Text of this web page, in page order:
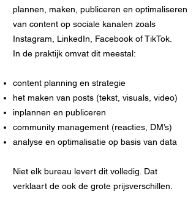
plannen, maken, publiceren en optimaliseren
van content op sociale kanalen zoals
Instagram, LinkedIn, Facebook of TikTok.
In de praktijk omvat dit meestal:
content planning en strategie
het maken van posts (tekst, visuals, video)
inplannen en publiceren
community management (reacties, DM’s)
analyse en optimalisatie op basis van data
Niet elk bureau levert dit volledig. Dat
verklaart de ook de grote prijsverschillen.